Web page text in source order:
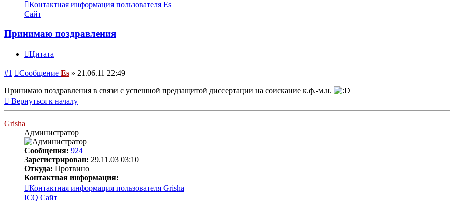
Контактная информация пользователя Es
Сайт
Принимаю поздравления
Цитата
#1 Сообщение Es » 21.06.11 22:49
Принимаю поздравления в связи с успешной предзащитой диссертации на соискание к.ф.-м.н.
Вернуться к началу
Grisha
Администратор
Сообщения: 924
Зарегистрирован: 29.11.03 03:10
Откуда: Протвино
Контактная информация:
Контактная информация пользователя Grisha
ICQ Сайт